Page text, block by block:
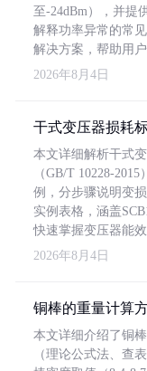
至-24dBm），并提
解释功率异常的常
解决方案，帮助用
2026年8月4日
干式变压器损耗
本文详细解析干式
（GB/T 10228-
例，分步骤说明变
实例表格，涵盖
快速掌握变压器能效
2026年8月4日
铜棒的重量计算
本文详细介绍了铜
（理论公式法、查